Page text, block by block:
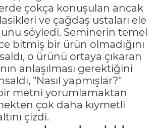
çokça konuşulan ancak
ve çağdaş ustaları ele
söyledi. Seminerin temel
bitmiş bir ürün olmadığını
o ürünü ortaya çıkaran
anlaşılması gerektiğini
"Nasıl yapmışlar?"
metni yorumlamaktan
çok daha kıymetli
çizdi.